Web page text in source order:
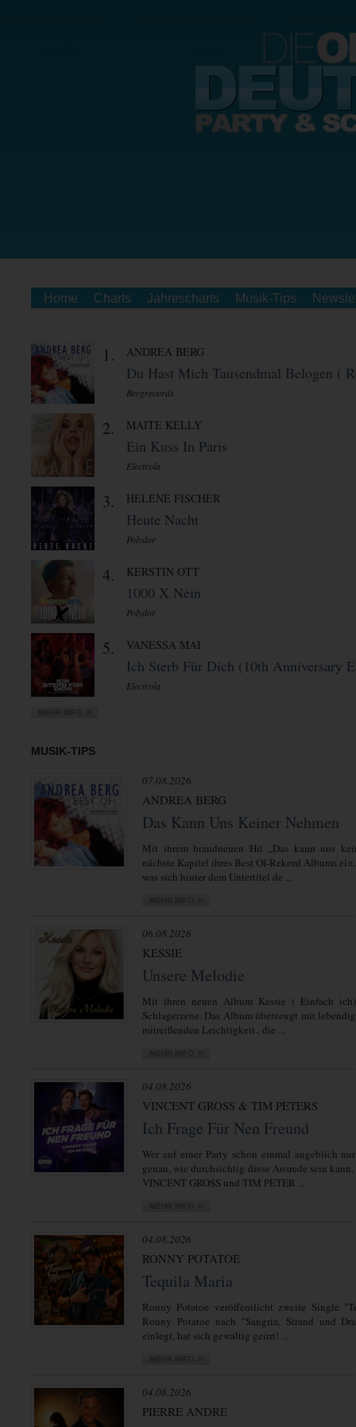
Home Charts Jahrescharts Musik-Tips
1. ANDREA BERG
Du Hast Mich Tausendmal Belogen (
Bergrecords
2. MAITE KELLY
Ein Kuss In Paris
Electrola
3. HELENE FISCHER
Heute Nacht
Polydor
4. KERSTIN OTT
1000 X Nein
Polydor
5. VANESSA MAI
Ich Sterb Für Dich (10th Anniversary
Electrola
MUSIK-TIPS
07.08.2026
ANDREA BERG
Das Kann Uns Keiner Nehmen
Mit ihrem brandneuen Hit „Das kann uns
nächste Kapitel ihres Best Of-Rekord Albums
was sich hinter dem Untertitel de ...
06.08.2026
KESSIE
Unsere Melodie
Mit ihren neuen Album Kessie ( Einfach
Schlagerzene. Das Album überzeugt mit
mitreißenden Leichtigkeit., die ...
04.08.2026
VINCENT GROSS & TIM PETERS
Ich Frage Für Nen Freund
Wer auf einer Party schon einmal angeblich
genau, wie durchsichtig diese Ausrede sein
VINCENT GROSS und TIM PETER ...
04.08.2026
RONNY POTATOE
Tequila Maria
Ronny Potatoe veröffentlicht zweite Single
Ronny Potatoe nach "Sangria, Strand und
einlegt, hat sich gewaltig geirrt! ...
04.08.2026
PIERRE ANDRE